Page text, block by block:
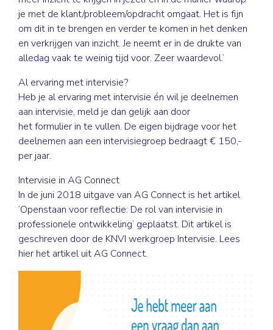
je met de klant/probleem/opdracht omgaat. Het is fijn
om dit in te brengen en verder te komen in het denken
en verkrijgen van inzicht. Je neemt er in de drukte van
alledag vaak te weinig tijd voor. Zeer waardevol.’
Al ervaring met intervisie?
Heb je al ervaring met intervisie én wil je deelnemen
aan intervisie, meld je dan gelijk aan door
hetformulier in te vullen. De eigen bijdrage voor het
deelnemen aan een intervisiegroep bedraagt € 150,-
per jaar.
Intervisie in AG Connect
In de juni 2018 uitgave van AG Connect is het artikel
‘Openstaan voor reflectie: De rol van intervisie in
professionele ontwikkeling’ geplaatst. Dit artikel is
geschreven door de KNVI werkgroep Intervisie. Lees
hier het artikel uit AG Connect.